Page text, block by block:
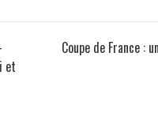
et
Coupe de France :